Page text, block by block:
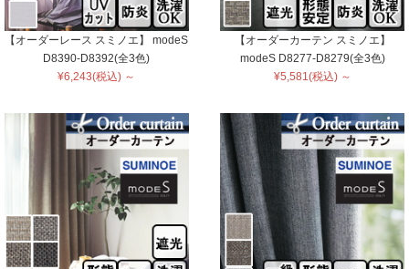
【オーダーレース スミノエ】 modeS
D8390-D8392(全3色)
¥6,243(税込) ～
【オーダーカーテン スミノエ】
modeS D8277-D8279(全3色)
¥5,581(税込) ～